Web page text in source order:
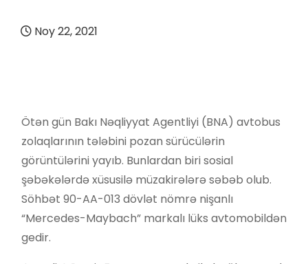
Noy 22, 2021
Ötən gün Bakı Nəqliyyat Agentliyi (BNA) avtobus
zolaqlarının tələbini pozan sürücülərin
görüntülərini yayıb. Bunlardan biri sosial
şəbəkələrdə xüsusilə müzakirələrə səbəb olub.
Söhbət 90-AA-013 dövlət nömrə nişanlı
“Mercedes-Maybach” markalı lüks avtomobildən
gedir.